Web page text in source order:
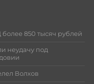
850 тысяч рублей
неудачу под
Волхов